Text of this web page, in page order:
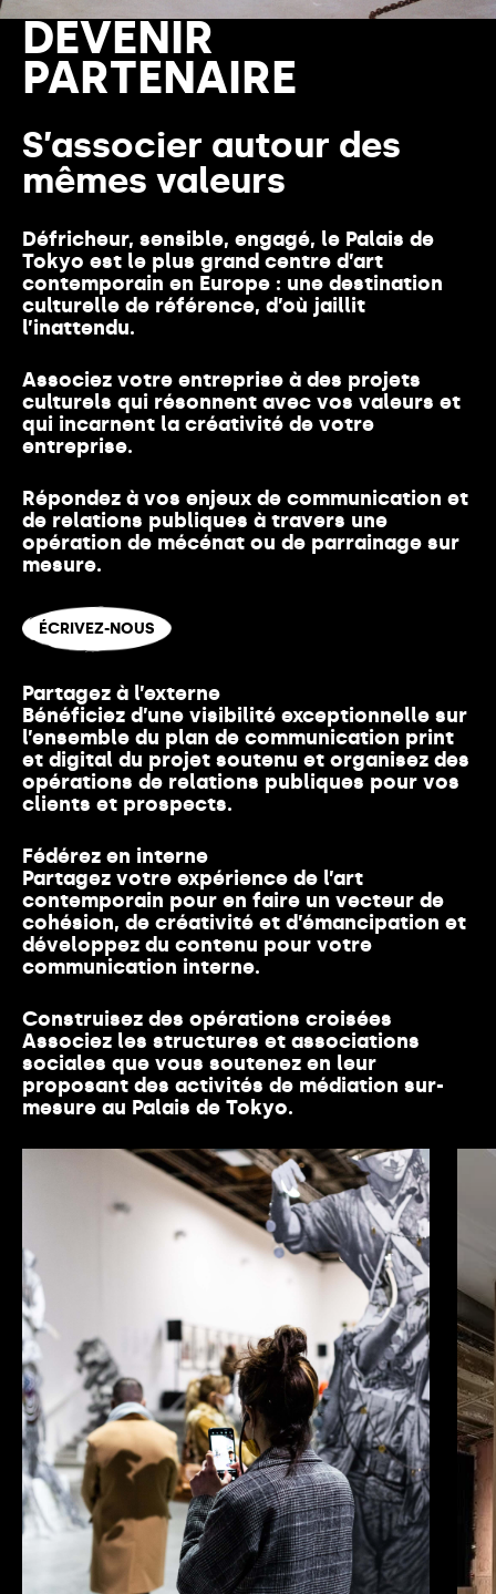
DEVENIR
PARTENAIRE
S’associer autour des
mêmes valeurs
Défricheur, sensible, engagé, le Palais de
Tokyo est le plus grand centre d’art
contemporain en Europe : une destination
culturelle de référence, d’où jaillit
l’inattendu.
Associez votre entreprise à des projets
culturels qui résonnent avec vos valeurs et
qui incarnent la créativité de votre
entreprise.
Répondez à vos enjeux de communication et
de relations publiques à travers une
opération de mécénat ou de parrainage sur
mesure.
ÉCRIVEZ-NOUS
Partagez à l’externe
Bénéficiez d’une visibilité exceptionnelle sur
l’ensemble du plan de communication print
et digital du projet soutenu et organisez des
opérations de relations publiques pour vos
clients et prospects.
Fédérez en interne
Partagez votre expérience de l’art
contemporain pour en faire un vecteur de
cohésion, de créativité et d’émancipation et
développez du contenu pour votre
communication interne.
Construisez des opérations croisées
Associez les structures et associations
sociales que vous soutenez en leur
proposant des activités de médiation sur-
mesure au Palais de Tokyo.